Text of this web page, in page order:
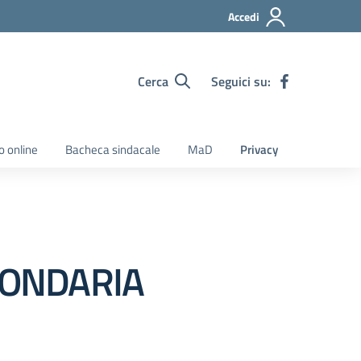
Accedi
Cerca Seguici su:
online Bacheca sindacale MaD Privacy